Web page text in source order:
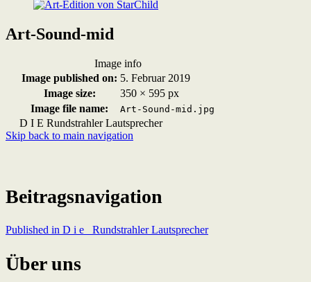
Art-Sound-mid
Image info
Image published on: 5. Februar 2019
Image size:
350 × 595 px
Image file name:
Art-Sound-mid.jpg
D I E Rundstrahler Lautsprecher
Skip back to main navigation
Beitragsnavigation
Published in D i e Rundstrahler Lautsprecher
Über uns